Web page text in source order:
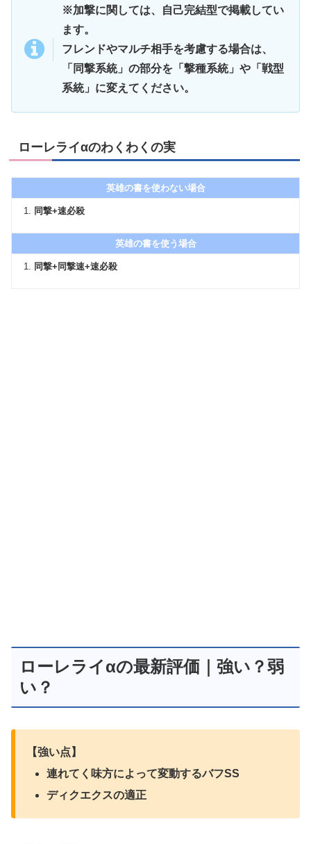
※加撃に関しては、自己完結型で掲載してい
ます。
フレンドやマルチ相手を考慮する場合は、
「同撃系統」の部分を「撃種系統」や「戦型
系統」に変えてください。
ローレライαのわくわくの実
英雄の書を使わない場合
同撃+速必殺
英雄の書を使う場合
同撃+同撃速+速必殺
ローレライαの最新評価｜強い？弱
い？
【強い点】
連れてく味方によって変動するバフSS
ディクエクスの適正